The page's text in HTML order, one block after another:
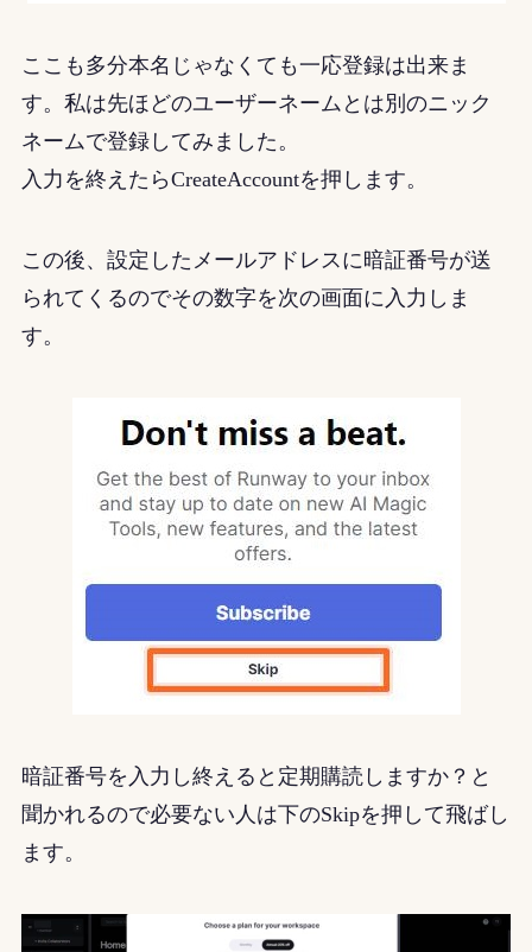
ここも多分本名じゃなくても一応登録は出来ま
す。私は先ほどのユーザーネームとは別のニック
ネームで登録してみました。
入力を終えたらCreateAccountを押します。
この後、設定したメールアドレスに暗証番号が送
られてくるのでその数字を次の画面に入力しま
す。
暗証番号を入力し終えると定期購読しますか？と
聞かれるので必要ない人は下のSkipを押して飛ばし
ます。